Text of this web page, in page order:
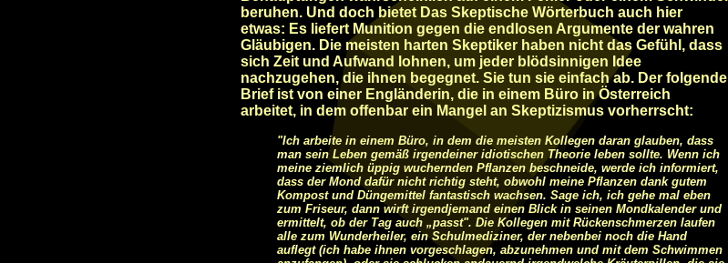
beruhen. Und doch bietet Das Skeptische Wörterbuch auch hier
etwas: Es liefert Munition gegen die endlosen Argumente der wahren
Gläubigen. Die meisten harten Skeptiker haben nicht das Gefühl, dass
sich Zeit und Aufwand lohnen, um jeder blödsinnigen Idee
nachzugehen, die ihnen begegnet. Sie tun sie einfach ab. Der folgende
Brief ist von einer Engländerin, die in einem Büro in Österreich
arbeitet, in dem offenbar ein Mangel an Skeptizismus vorherrscht:
"Ich arbeite in einem Büro, in dem die meisten Kollegen daran glauben, dass
man sein Leben gemäß irgendeiner idiotischen Theorie leben sollte. Wenn ich
meine ziemlich üppig wuchernden Pflanzen beschneide, werde ich informiert,
dass der Mond dafür nicht richtig steht, obwohl meine Pflanzen dank gutem
Kompost und Düngemittel fantastisch wachsen. Sage ich, ich gehe mal eben
zum Friseur, dann wirft irgendjemand einen Blick in seinen Mondkalender und
ermittelt, ob der Tag auch „passt". Die Kollegen mit Rückenschmerzen laufen
alle zum Wunderheiler, ein Schulmediziner, der nebenbei noch die Hand
auflegt (ich habe ihnen vorgeschlagen, abzunehmen und mit dem Schwimmen